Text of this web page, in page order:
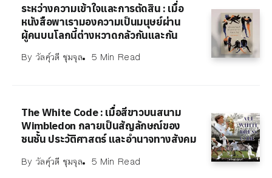
ระหว่างความเข้าใจและการตัดสิน : เมื่อ
หนังสือพาเรามองความเป็นมนุษย์ผ่าน
ผู้คนบนโลกนี้ต่างหวาดกลัวกันและกัน
By วัลคุ์วดี ชุมจุล 5 Min Read
The White Code : เมื่อสีขาวบนสนาม
Wimbledon กลายเป็นสัญลักษณ์ของ
ชนชั้น ประวัติศาสตร์ และอำนาจทางสังคม
By วัลคุ์วดี ชุมจุล 5 Min Read